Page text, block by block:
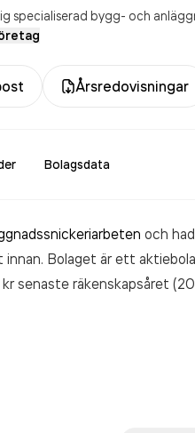
specialiserad bygg- och
Årsredovisningar
Bolagsdata
och
Bolaget är ett
senaste räkenskapsåret